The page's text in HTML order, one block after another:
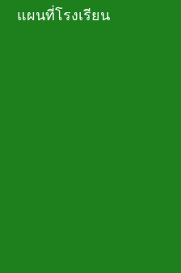
แผนที่โรงเรียน